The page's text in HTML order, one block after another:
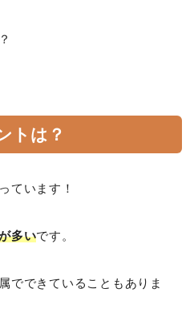
トは？
ています！
多いです。
でできていることもありま